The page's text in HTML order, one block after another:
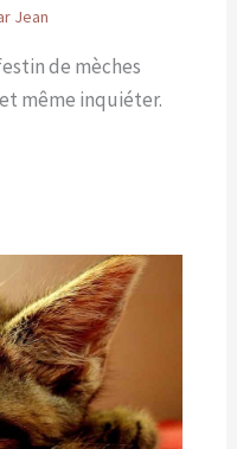
Jean
de mèches
même inquiéter.